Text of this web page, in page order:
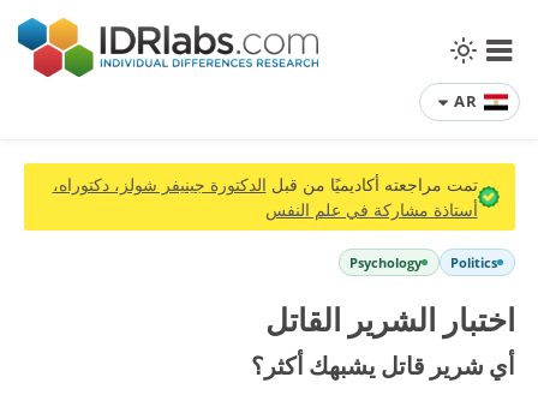
AR
تمت مراجعته أكاديميًا من قبل الدكتورة جينيفر شولز، دكتوراه،
أستاذة مشاركة في علم النفس
Politics
Psychology
اختبار الشرير القاتل
أي شرير قاتل يشبهك أكثر؟